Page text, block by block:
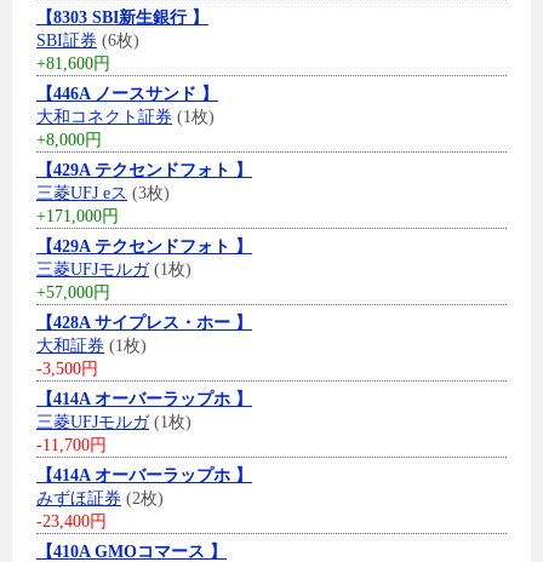
【8303 SBI新生銀行 】
SBI証券 (6枚)
+81,600円
【446A ノースサンド 】
大和コネクト証券 (1枚)
+8,000円
【429A テクセンドフォト 】
三菱UFJ eス (3枚)
+171,000円
【429A テクセンドフォト 】
三菱UFJモルガ(1枚)
+57,000円
【428A サイプレス・ホー 】
大和証券 (1枚)
-3,500円
【414A オーバーラップホ 】
三菱UFJモルガ(1枚)
-11,700円
【414A オーバーラップホ 】
みずほ証券 (2枚)
-23,400円
【410A GMOコマース 】